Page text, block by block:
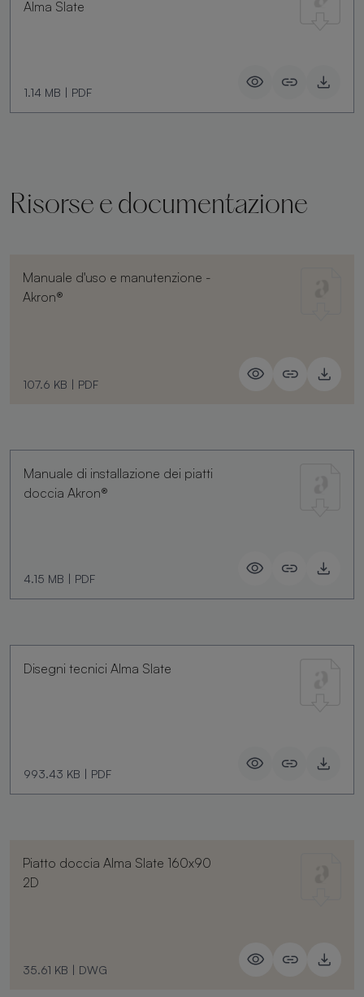
Alma Slate
1.14 MB | PDF
Risorse e documentazione
Manuale d'uso e manutenzione -
Akron®
107.6 KB | PDF
Manuale di installazione dei piatti
doccia Akron®
4.15 MB | PDF
Disegni tecnici Alma Slate
993.43 KB | PDF
Piatto doccia Alma Slate 160x90
2D
35.61 KB | DWG